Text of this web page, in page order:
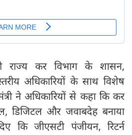
राज्य कर विभाग के शासन,
अधिकारियों के साथ विशेष
ने अधिकारियों से कहा कि कर
डिजिटल और जवाबदेह बनाया
कि जीएसटी पंजीयन, रिटर्न